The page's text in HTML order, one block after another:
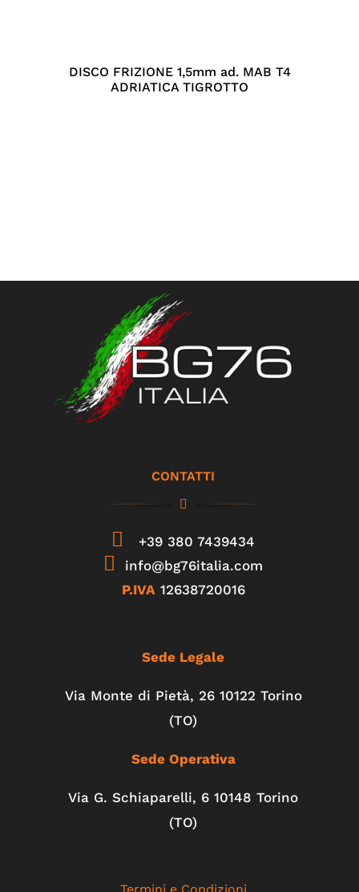
DISCO FRIZIONE 1,5mm ad. MAB T4
ADRIATICA TIGROTTO
CONTATTI
+39 380 7439434
info@bg76italia.com
P.IVA 12638720016
Sede Legale
Via Monte di Pietà, 26 10122 Torino
(TO)
Sede Operativa
Via G. Schiaparelli, 6 10148 Torino
(TO)